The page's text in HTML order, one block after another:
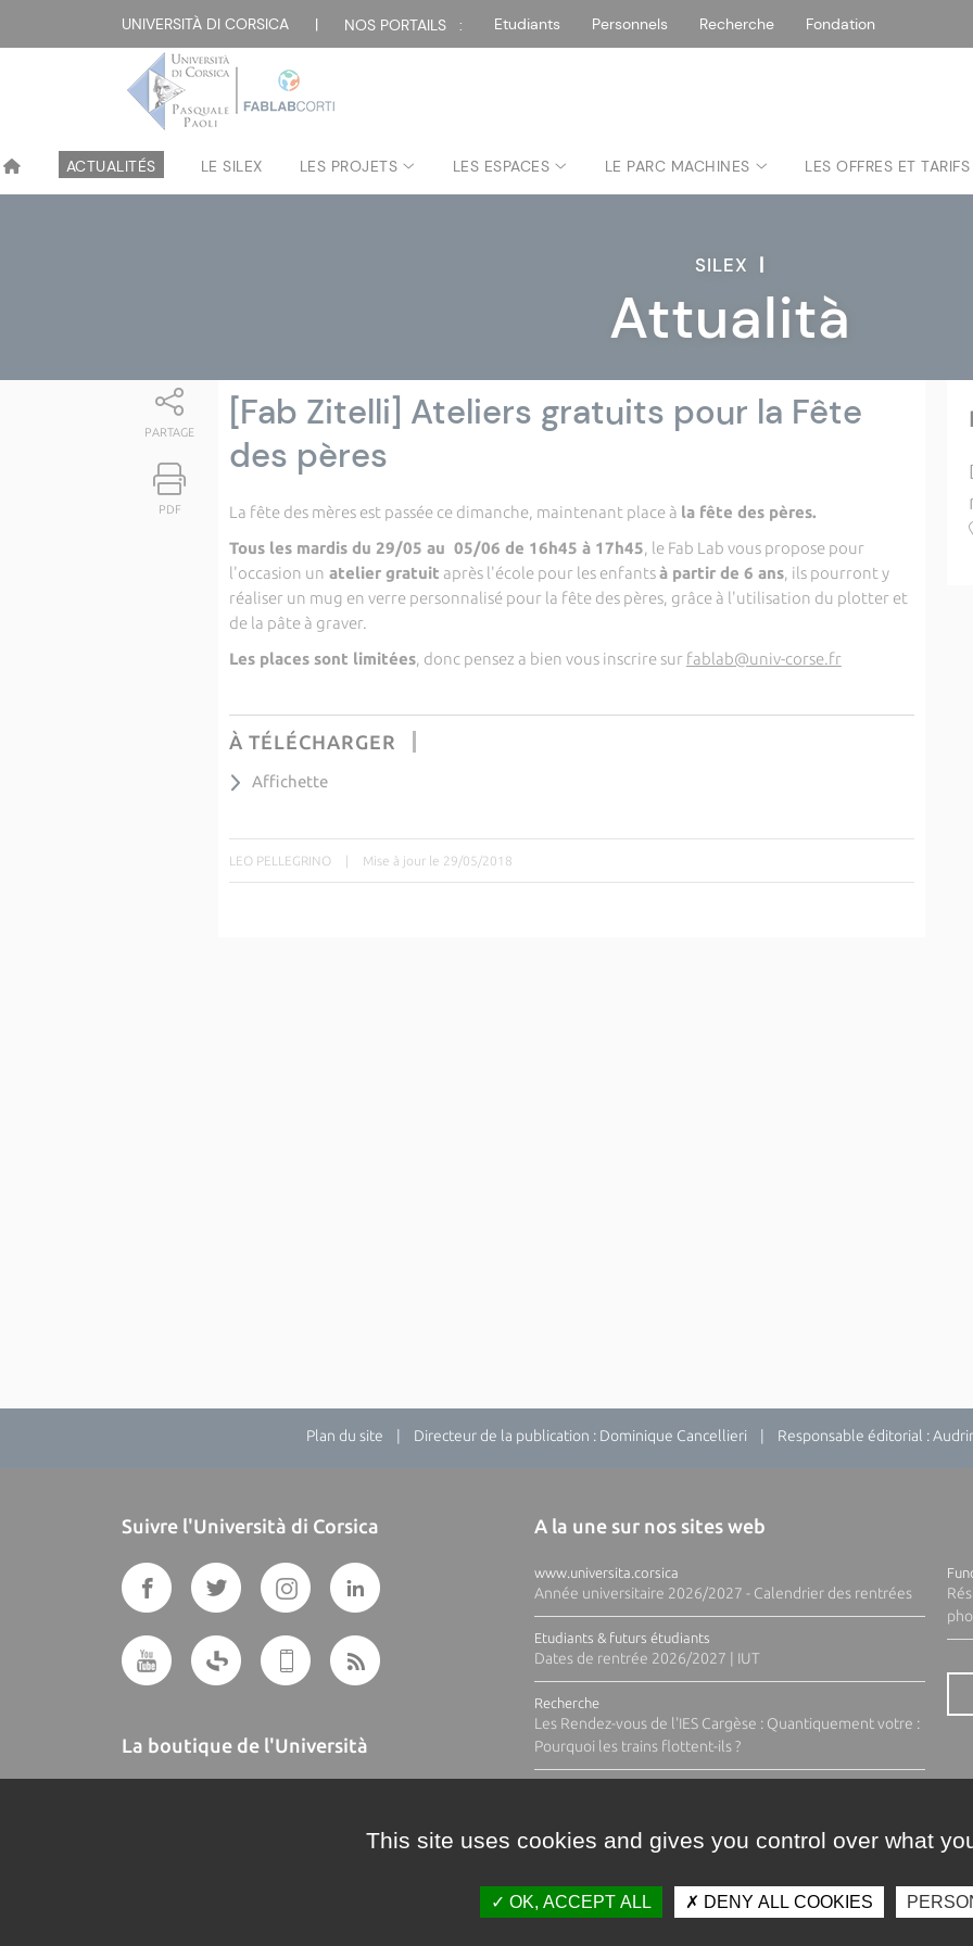
UNIVERSITÀ DI CORSICA | NOS PORTAILS : Etudiants Personnels Recherche Fondation
ACTUALITÉS LE SILEX LES PROJETS LES ESPACES LE PARC MACHINES LES OFFRES ET TARIFS
SILEX |
Attualità
PARTAGE
PDF
[Fab Zitelli] Ateliers gratuits pour la Fête
des pères
La fête des mères est passée ce dimanche, maintenant place à la fête des pères.
Tous les mardis du 29/05 au 05/06 de 16h45 à 17h45, le Fab Lab vous propose pour
l'occasion un atelier gratuit après l'école pour les enfantsà partir de 6 ans, ils pourront y
réaliser un mug en verre personnalisé pour la fête des pères, grâce à l'utilisation du plotter et
de la pâte à graver.
Les places sont limitées, donc pensez a bien vous inscrire sur fablab@univ-corse.fr
À TÉLÉCHARGER
Affichette
LEO PELLEGRINO | Mise à jour le 29/05/2018
Plan du site | Directeur de la publication : Dominique Cancellieri | Responsable éditorial :
Suivre l'Università di Corsica
La boutique de l'Università
A la une sur nos sites web
www.universita.corsica
Année universitaire 2026/2027 - Calendrier des rentrées
Etudiants & futurs étudiants
Dates de rentrée 2026/2027 | IUT
Recherche
Les Rendez-vous de l'IES Cargèse : Quantiquement votre :
Pourquoi les trains flottent-ils ?
This site uses cookies and gives you control over what
OK, ACCEPT ALL DENY ALL COOKIES